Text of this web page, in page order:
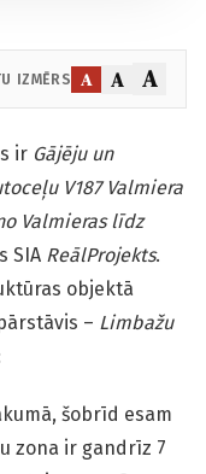
IZMĒRS A A A
ir Gājēju un
V187 Valmiera
Valmieras līdz
SIA ReālProjekts.
objektā
– Limbažu
šobrīd esam
zona ir gandrīz 7